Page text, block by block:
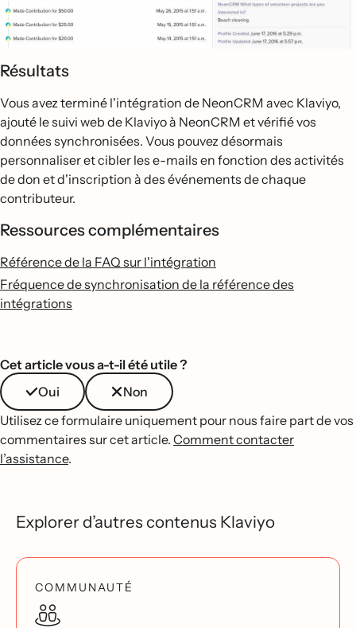
Résultats
Vous avez terminé l'intégration de NeonCRM avec Klaviyo,
ajouté le suivi web de Klaviyo à NeonCRM et vérifié vos
données synchronisées. Vous pouvez désormais
personnaliser et cibler les e-mails en fonction des activités
de don et d'inscription à des événements de chaque
contributeur.
Ressources complémentaires
Référence de la FAQ sur l'intégration
Fréquence de synchronisation de la référence des
intégrations
Cet article vous a-t-il été utile ?
Oui
Non
Utilisez ce formulaire uniquement pour nous faire part de vos
commentaires sur cet article. Comment contacter
l’assistance.
Explorer d’autres contenus Klaviyo
COMMUNAUTÉ